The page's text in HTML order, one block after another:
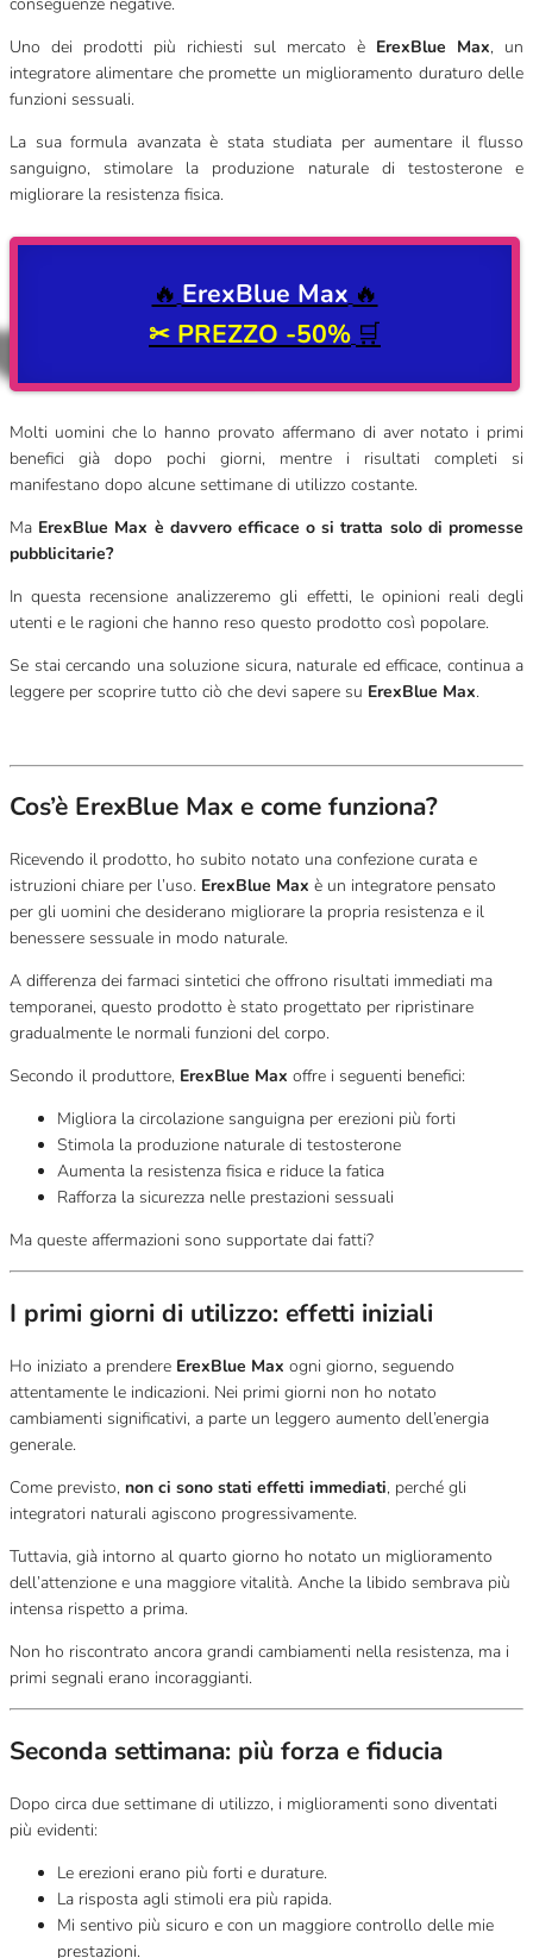
Uno dei prodotti più richiesti sul mercato è ErexBlue Max, un
integratore alimentare che promette un miglioramento duraturo delle
funzioni sessuali.
La sua formula avanzata è stata studiata per aumentare il flusso
sanguigno, stimolare la produzione naturale di testosterone e
migliorare la resistenza fisica.
🔥 ErexBlue Max 🔥
✂ PREZZO -50% 🛒
Molti uomini che lo hanno provato affermano di aver notato i primi
benefici già dopo pochi giorni, mentre i risultati completi si
manifestano dopo alcune settimane di utilizzo costante.
Ma ErexBlue Max è davvero efficace o si tratta solo di promesse
pubblicitarie?
In questa recensione analizzeremo gli effetti, le opinioni reali degli
utenti e le ragioni che hanno reso questo prodotto così popolare.
Se stai cercando una soluzione sicura, naturale ed efficace, continua a
leggere per scoprire tutto ciò che devi sapere su ErexBlue Max.
Cos’è ErexBlue Max e come funziona?
Ricevendo il prodotto, ho subito notato una confezione curata e
istruzioni chiare per l’uso. ErexBlue Max è un integratore pensato
per gli uomini che desiderano migliorare la propria resistenza e il
benessere sessuale in modo naturale.
A differenza dei farmaci sintetici che offrono risultati immediati ma
temporanei, questo prodotto è stato progettato per ripristinare
gradualmente le normali funzioni del corpo.
Secondo il produttore, ErexBlue Max offre i seguenti benefici:
Migliora la circolazione sanguigna per erezioni più forti
Stimola la produzione naturale di testosterone
Aumenta la resistenza fisica e riduce la fatica
Rafforza la sicurezza nelle prestazioni sessuali
Ma queste affermazioni sono supportate dai fatti?
I primi giorni di utilizzo: effetti iniziali
Ho iniziato a prendere ErexBlue Max ogni giorno, seguendo
attentamente le indicazioni. Nei primi giorni non ho notato
cambiamenti significativi, a parte un leggero aumento dell’energia
generale.
Come previsto, non ci sono stati effetti immediati, perché gli
integratori naturali agiscono progressivamente.
Tuttavia, già intorno al quarto giorno ho notato un miglioramento
dell’attenzione e una maggiore vitalità. Anche la libido sembrava più
intensa rispetto a prima.
Non ho riscontrato ancora grandi cambiamenti nella resistenza, ma i
primi segnali erano incoraggianti.
Seconda settimana: più forza e fiducia
Dopo circa due settimane di utilizzo, i miglioramenti sono diventati
più evidenti:
Le erezioni erano più forti e durature.
La risposta agli stimoli era più rapida.
Mi sentivo più sicuro e con un maggiore controllo delle mie
prestazioni.